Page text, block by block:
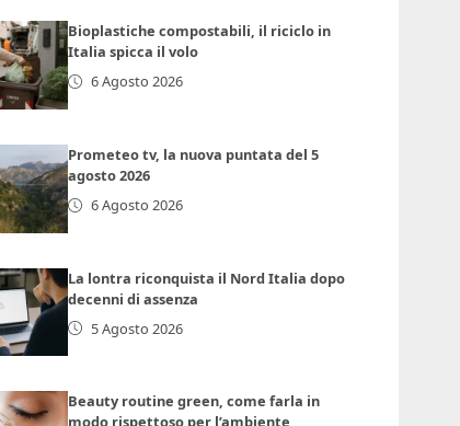
Bioplastiche compostabili, il riciclo in
Italia spicca il volo
6 Agosto 2026
Prometeo tv, la nuova puntata del 5
agosto 2026
6 Agosto 2026
La lontra riconquista il Nord Italia dopo
decenni di assenza
5 Agosto 2026
Beauty routine green, come farla in
modo rispettoso per l’ambiente